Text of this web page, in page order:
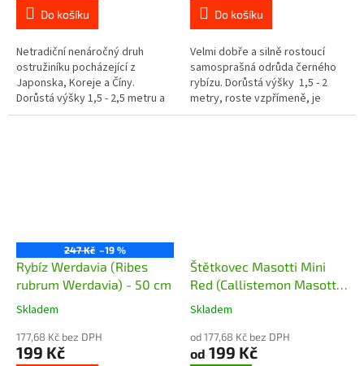
Do košíku
Netradiční nenáročný druh
ostružiníku pocházející z
Japonska, Koreje a Číny.
Dorůstá výšky 1,5 - 2,5 metru a
vytváří rozložitý keř. Na
Do košíku
Velmi dobře a silně rostoucí
samosprašná odrůda černého
rybízu. Dorůstá výšky 1,5 - 2
metry, roste vzpřímeně, je
bohatě větvený. Plody jsou
247 Kč –19 %
Rybíz Werdavia (Ribes
rubrum Werdavia) - 50 cm
Skladem
177,68 Kč bez DPH
199 Kč
Štětkovec Masotti Mini
Red (Callistemon Masotti
Mini Red)
Skladem
od 177,68 Kč bez DPH
od 199 Kč